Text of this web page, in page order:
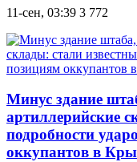
11-сен, 03:39 3 772
Минус здание
артиллерийские
подробности
оккупантов в